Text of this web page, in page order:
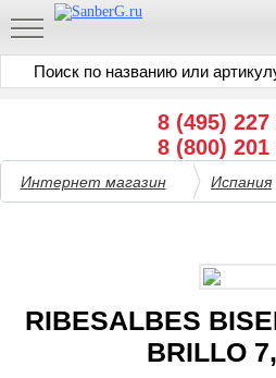
8 (495) 227
8 (800) 201
Интернет магазин Испания
RIBESALBES
BRILLO